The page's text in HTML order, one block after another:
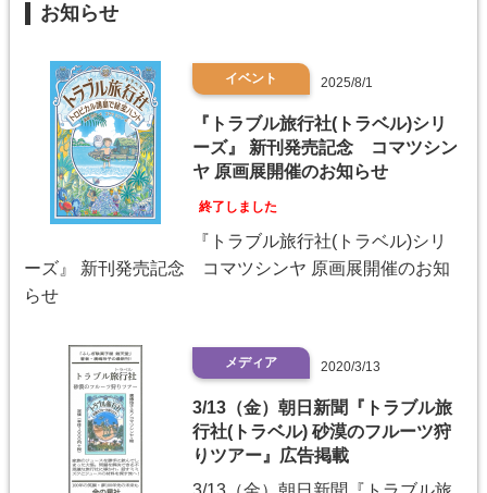
お知らせ
イベント 2025/8/1
『トラブル旅行社(トラベル)シリ
ーズ』 新刊発売記念 コマツシン
ヤ 原画展開催のお知らせ
終了しました
『トラブル旅行社(トラベル)シリ
ーズ』 新刊発売記念 コマツシンヤ 原画展開催のお知
らせ
メディア 2020/3/13
3/13（金）朝日新聞『トラブル旅
行社(トラベル) 砂漠のフルーツ狩
りツアー』広告掲載